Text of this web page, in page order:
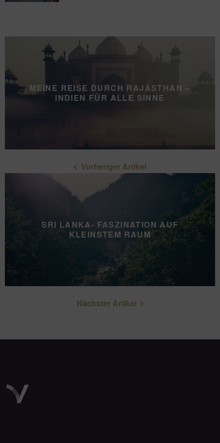
MEINE REISE DURCH RAJASTHAN –
INDIEN FÜR ALLE SINNE
Vorheriger Artikel
SRI LANKA- FASZINATION AUF
KLEINSTEM RAUM
Nächster Artikel